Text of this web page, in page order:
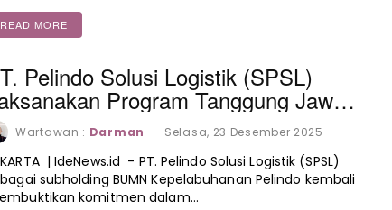
READ MORE
Pelindo Solusi Logistik (SPSL)
Program Tanggung Jawab
dan Lingkungan (TJSL) MADANI
dengan Daya Nilai Alam)
Wartawan : Darman -- Selasa, 23 Desember 2025
| IdeNews.id - PT. Pelindo Solusi Logistik (SPSL)
subholding BUMN Kepelabuhanan Pelindo kembali
komitmen dalam…